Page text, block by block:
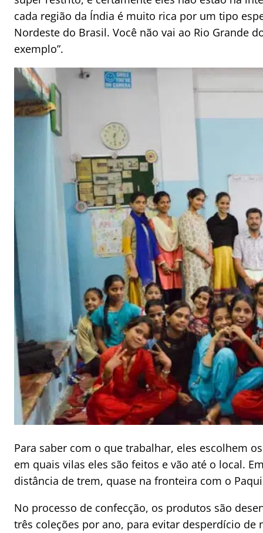
cada região da Índia é muito rica por um tipo
Nordeste do Brasil. Você não vai ao Rio Grande
exemplo”.
Para saber com o que trabalhar, eles escolhem
em quais vilas eles são feitos e vão até o local.
distância de trem, quase na fronteira com o
No processo de confecção, os produtos são
três coleções por ano, para evitar desperdício